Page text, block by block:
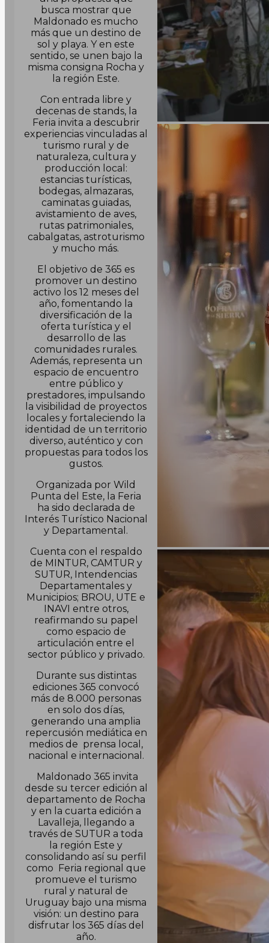
busca mostrar que
Maldonado es mucho
más que un destino de
sol y playa. Y en este
sentido, se unen bajo la
misma consigna Rocha y
la región Este.
Con entrada libre y
decenas de stands, la
Feria invita a descubrir
experiencias vinculadas al
turismo rural y de
naturaleza, cultura y
producción local:
estancias turísticas,
bodegas, almazaras,
caminatas guiadas,
avistamiento de aves,
rutas patrimoniales,
cabalgatas, astroturismo
y mucho más.
El objetivo de 365 es
promover un destino
activo los 12 meses del
año, fomentando la
diversificación de la
oferta turística y el
desarrollo de las
comunidades rurales.
Además, representa un
espacio de encuentro
entre público y
prestadores, impulsando
la visibilidad de proyectos
locales y fortaleciendo la
identidad de un territorio
diverso, auténtico y con
propuestas para todos los
gustos.
Organizada por Wild
Punta del Este, la Feria
ha sido declarada de
Interés Turístico Nacional
y Departamental.
Cuenta con el respaldo
de MINTUR, CAMTUR y
SUTUR, Intendencias
Departamentales y
Municipios; BROU, UTE e
INAVI entre otros,
reafirmando su papel
como espacio de
articulación entre el
sector público y privado.
Durante sus distintas
ediciones 365 convocó
más de 8.000 personas
en solo dos días,
generando una amplia
repercusión mediática en
medios de prensa local,
nacional e internacional.
Maldonado 365 invita
desde su tercer edición al
departamento de Rocha
y en la cuarta edición a
Lavalleja, llegando a
través de SUTUR a toda
la región Este y
consolidando así su perfil
como Feria regional que
promueve el turismo
rural y natural de
Uruguay bajo una misma
visión: un destino para
disfrutar los 365 días del
año.